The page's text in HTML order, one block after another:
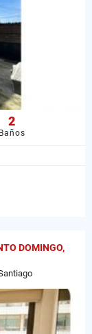
2
Baños
DOMINGO,